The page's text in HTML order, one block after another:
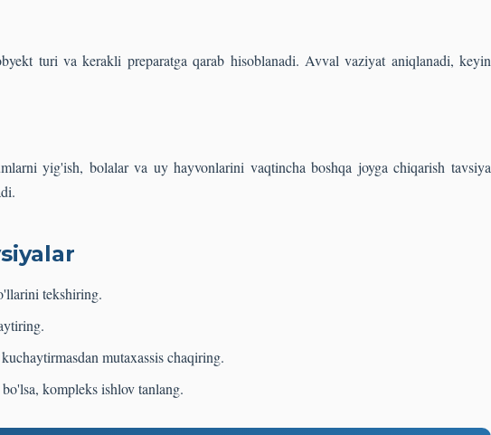
turi va kerakli preparatga qarab hisoblanadi. Avval vaziyat aniqlanadi, keyin
yig'ish, bolalar va uy hayvonlarini vaqtincha boshqa joyga chiqarish tavsiya
tekshiring.
mutaxassis chaqiring.
kompleks ishlov tanlang.